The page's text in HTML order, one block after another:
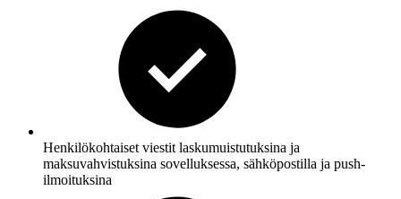
Henkilökohtaiset viestit laskumuistutuksina ja
maksuvahvistuksina sovelluksessa, sähköpostilla ja push-
ilmoituksina